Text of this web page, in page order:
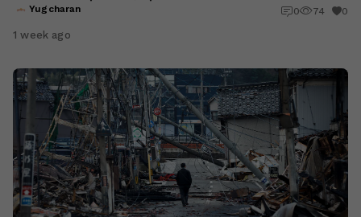
Yugcharan 0 74 0
1 week ago